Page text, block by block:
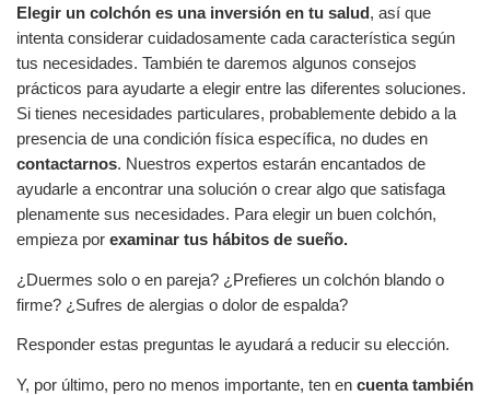
Elegir un colchón es una inversión en tu salud , así que
intenta considerar cuidadosamente cada característica según
tus necesidades. También te daremos algunos consejos
prácticos para ayudarte a elegir entre las diferentes soluciones.
Si tienes necesidades particulares, probablemente debido a la
presencia de una condición física específica, no dudes en
contactarnos. Nuestros expertos estarán encantados de
ayudarle a encontrar una solución o crear algo que satisfaga
plenamente sus necesidades. Para elegir un buen colchón,
empieza por examinar tus hábitos de sueño.
¿Duermes solo o en pareja? ¿Prefieres un colchón blando o
firme? ¿Sufres de alergias o dolor de espalda?
Responder estas preguntas le ayudará a reducir su elección.
Y, por último, pero no menos importante, ten en cuenta también